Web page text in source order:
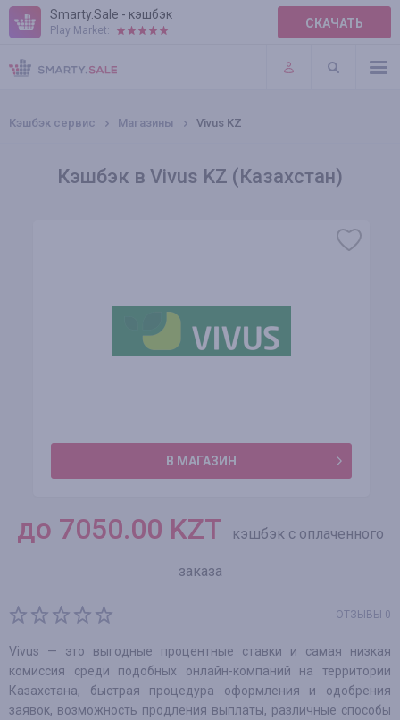
Smarty.Sale - кэшбэк
Play Market: СКАЧАТЬ
ПРАВИЛА
ПЛАГИНЫ
Кэшбэк сервис Магазины Vivus KZ
Кэшбэк в Vivus KZ (Казахстан)
В МАГАЗИН
до 7050.00 KZT кэшбэк с оплаченного
заказа
ОТЗЫВЫ 0
Vivus — это выгодные процентные ставки и самая низкая
комиссия среди подобных онлайн-компаний на территории
Казахстана, быстрая процедура оформления и одобрения
заявок, возможность продления выплаты, различные способы